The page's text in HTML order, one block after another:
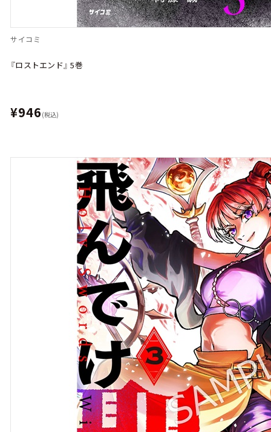
サイコミ
『ロストエンド』 5巻
¥946 (税込)